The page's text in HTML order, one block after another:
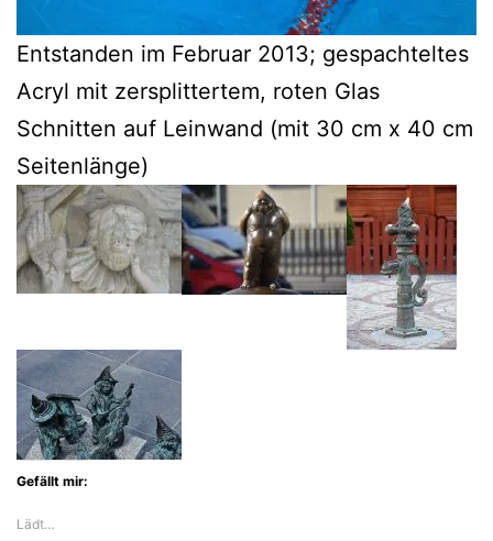
Entstanden im Februar 2013; gespachteltes
Acryl mit zersplittertem, roten Glas
Schnitten auf Leinwand (mit 30 cm x 40 cm
Seitenlänge)
Gefällt mir:
Lädt…